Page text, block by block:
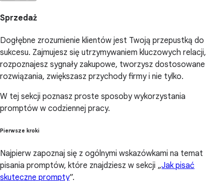
Sprzedaż
Dogłębne zrozumienie klientów jest Twoją przepustką do
sukcesu. Zajmujesz się utrzymywaniem kluczowych relacji,
rozpoznajesz sygnały zakupowe, tworzysz dostosowane
rozwiązania, zwiększasz przychody firmy i nie tylko.
W tej sekcji poznasz proste sposoby wykorzystania
promptów w codziennej pracy.
Pierwsze kroki
Najpierw zapoznaj się z ogólnymi wskazówkami na temat
pisania promptów, które znajdziesz w sekcji „Jak pisać
skuteczne prompty”.